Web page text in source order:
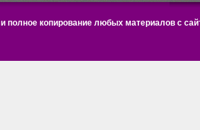
полное копирование любых материалов с